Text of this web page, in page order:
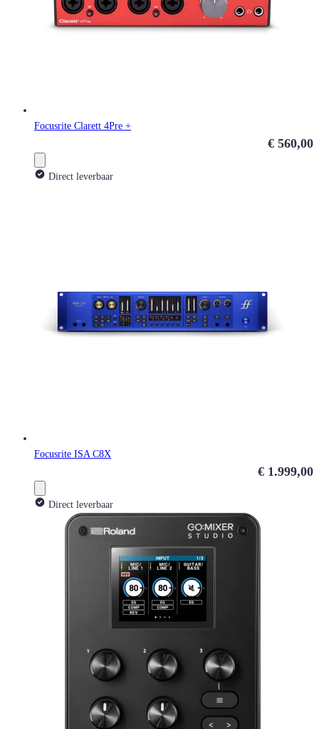
Focusrite Clarett 4Pre +
€ 560,00
Direct leverbaar
Focusrite ISA C8X
€ 1.999,00
Direct leverbaar